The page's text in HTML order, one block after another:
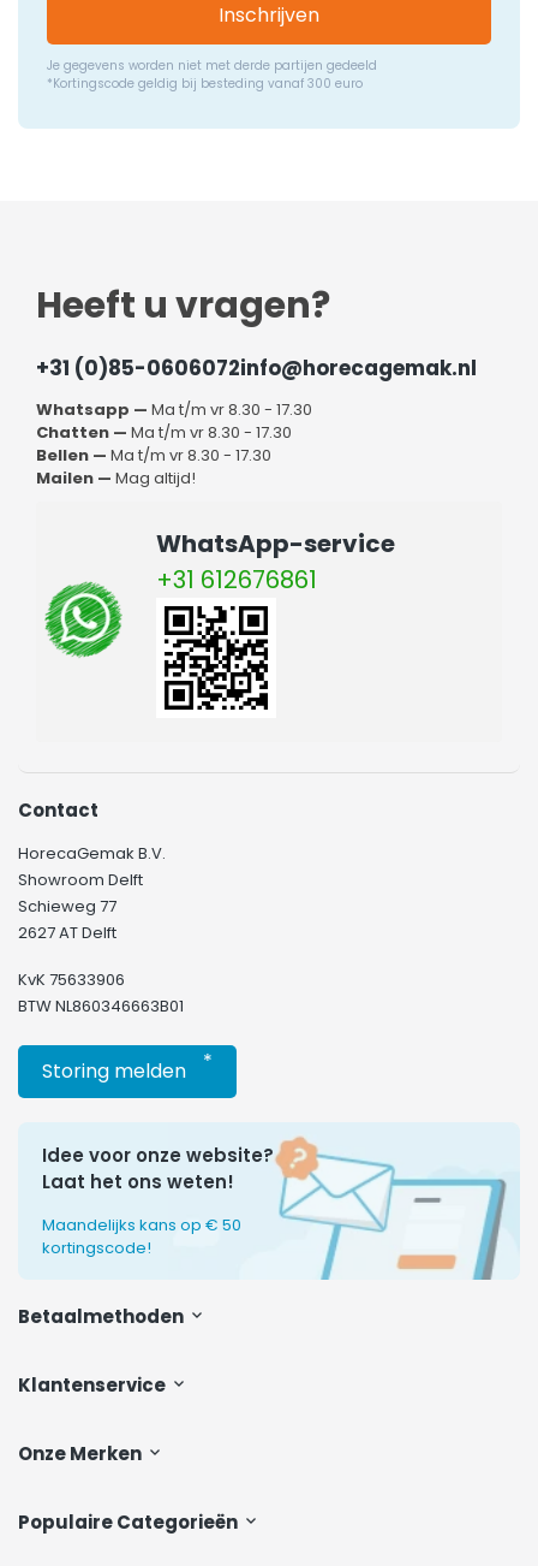
Inschrijven
Je gegevens worden niet met derde partijen gedeeld
*Kortingscode geldig bij besteding vanaf 300 euro
Heeft u vragen?
+31 (0)85-0606072info@horecagemak.nl
Whatsapp — Ma t/m vr 8.30 - 17.30
Chatten — Ma t/m vr 8.30 - 17.30
Bellen — Ma t/m vr 8.30 - 17.30
Mailen — Mag altijd!
WhatsApp-service
+31 612676861
Klantenservice
Onze Merken
Populaire Categorieën
Contact
HorecaGemak B.V.
Showroom Delft
Schieweg 77
2627 AT Delft
KvK 75633906
BTW NL860346663B01
Storing melden *
Idee voor onze website?
Laat het ons weten!
Maandelijks kans op € 50
kortingscode!
Betaalmethoden